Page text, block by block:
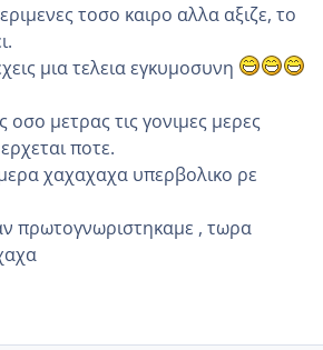
τοσο καιρο αλλα αξιζε, το
μια τελεια εγκυμοσυνη
μετρας τις γονιμες μερες
ποτε.
χαχαχαχα υπερβολικο ρε
πρωτογνωριστηκαμε , τωρα